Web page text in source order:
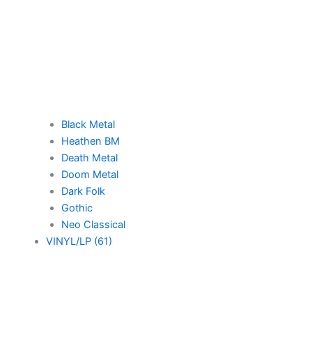
Black Metal
Heathen BM
Death Metal
Doom Metal
Dark Folk
Gothic
Neo Classical
VINYL/LP (61)